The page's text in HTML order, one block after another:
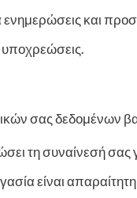
ενημερώσεις και
σας δεδομένων
τη συναίνεσή
είναι